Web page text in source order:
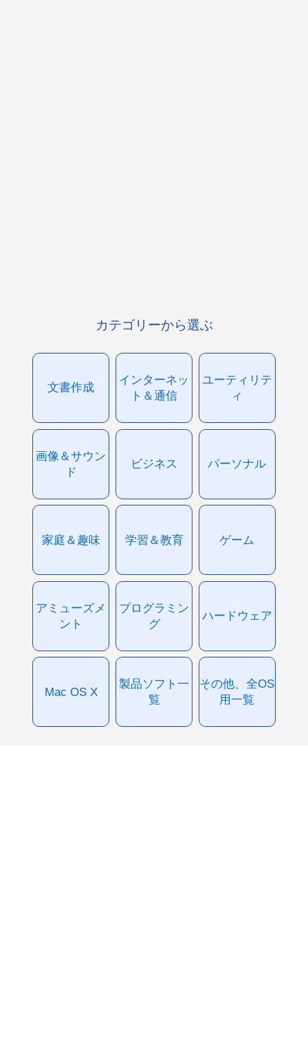
カテゴリーから選ぶ
文書作成
インターネッ
ト＆通信
ユーティリテ
ィ
画像＆サウン
ド
ビジネス パーソナル
家庭＆趣味 学習＆教育 ゲーム
アミューズメ
ント
プログラミン
グ
ハードウェア
Mac OS X
製品ソフト一
覧
その他、全OS
用一覧